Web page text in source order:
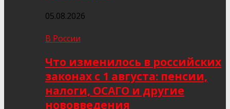
05.08.2026
В России
Что изменилось в российских
законах с 1 августа: пенсии,
налоги, ОСАГО и другие
нововведения